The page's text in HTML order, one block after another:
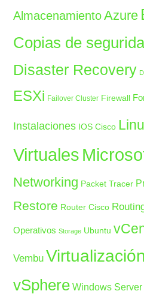
Almacenamiento Azure
Copias de
Disaster Recovery
ESXi Failover Cluster Firewall
Instalaciones IOS Cisco
Virtuales
Networking Packet Tracer
Restore Router Cisco
Operativos Storage Ubuntu
Vembu Virtualización
vSphere Windows Server